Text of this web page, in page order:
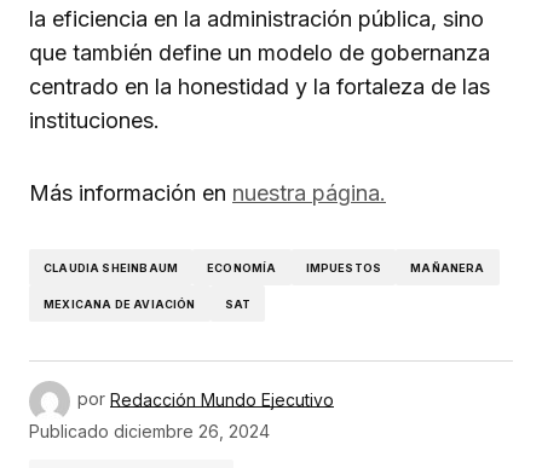
la eficiencia en la administración pública, sino
que también define un modelo de gobernanza
centrado en la honestidad y la fortaleza de las
instituciones.
Más información en nuestra página.
CLAUDIA SHEINBAUM ECONOMÍA IMPUESTOS MAÑANERA
MEXICANA DE AVIACIÓN SAT
por Redacción Mundo Ejecutivo
Publicado diciembre 26, 2024